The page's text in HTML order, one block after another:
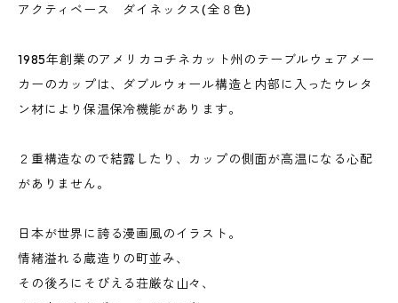
アクティベース ダイネックス(全８色)
1985年創業のアメリカコチネカット州のテーブルウェアメー
カーのカップは、ダブルウォール構造と内部に入ったウレタ
ン材により保温保冷機能があります。
２重構造なので結露したり、カップの側面が高温になる心配
がありません。
日本が世界に誇る漫画風のイラスト。
情緒溢れる蔵造りの町並み、
その後ろにそびえる荘厳な山々、